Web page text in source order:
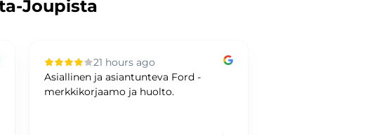
Joupista
21 hours ago
Asiallinen ja asiantunteva Ford -
merkkikorjaamo ja huolto.